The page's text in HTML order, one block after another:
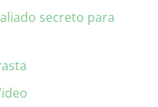
secreto para